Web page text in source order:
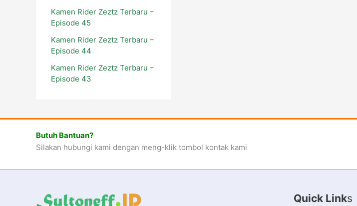
Kamen Rider Zeztz Terbaru –
Episode 45
Kamen Rider Zeztz Terbaru –
Episode 44
Kamen Rider Zeztz Terbaru –
Episode 43
Butuh Bantuan?
Silakan hubungi kami dengan meng-klik tombol kontak kami
Quick Links